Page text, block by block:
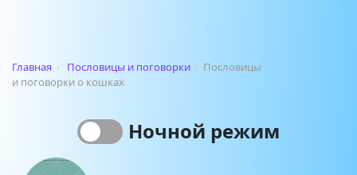
Главная › Пословицы и поговорки › Пословицы
и поговорки о кошках
Ночной режим